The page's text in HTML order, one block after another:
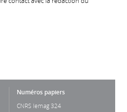
Numéros papiers
CNRS lemag 324